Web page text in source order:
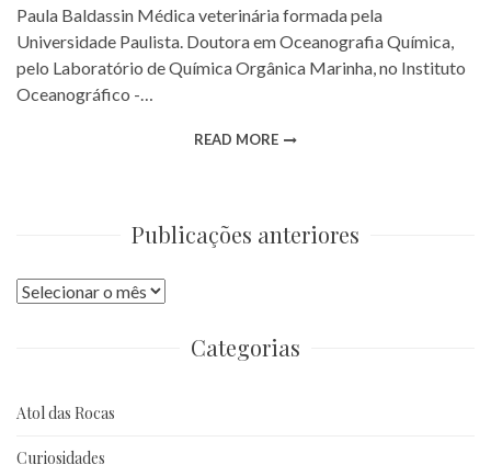
Paula Baldassin Médica veterinária formada pela
Universidade Paulista. Doutora em Oceanografia Química,
pelo Laboratório de Química Orgânica Marinha, no Instituto
Oceanográfico -…
READ MORE
Publicações anteriores
Publicações
Categorias
Atol das Rocas
Curiosidades